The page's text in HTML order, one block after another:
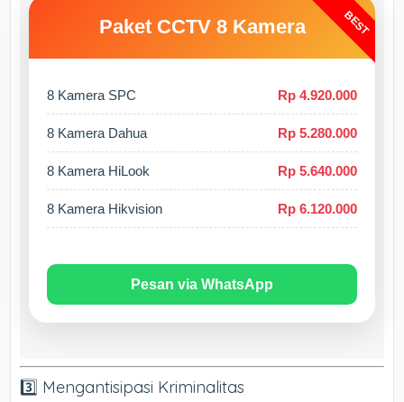
BEST
Paket CCTV 8 Kamera
8 Kamera SPC Rp 4.920.000
8 Kamera Dahua Rp 5.280.000
8 Kamera HiLook Rp 5.640.000
8 Kamera Hikvision Rp 6.120.000
Pesan via WhatsApp
3️⃣ Mengantisipasi Kriminalitas